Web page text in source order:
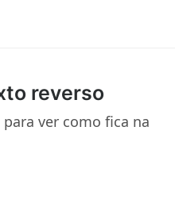
reverso
ver como fica na